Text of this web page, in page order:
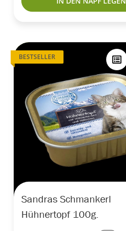
BESTSELLER
Sandras Schmankerl
Hühnertopf 100g.